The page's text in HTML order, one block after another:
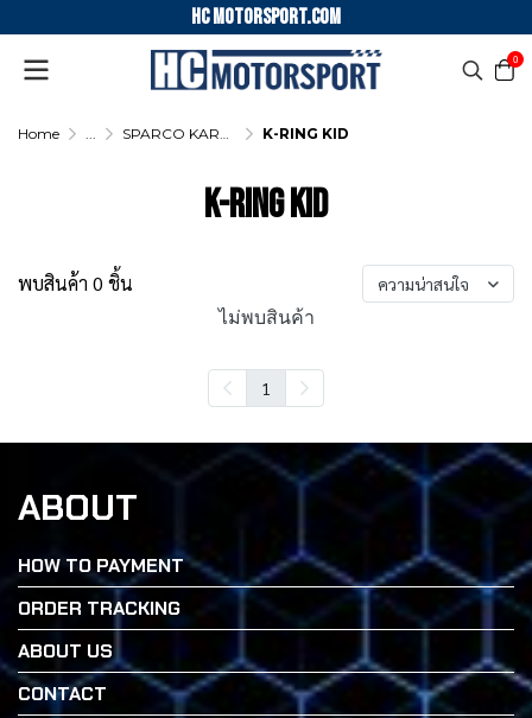
HC motorsport.COM
0
Home ... SPARCO KARTING NECK COLLAR K-RING KID
K-RING KID
พบสินค้า 0 ชิ้น ความน่าสนใจ
ไม่พบสินค้า
1
ABOUT
HOW TO PAYMENT
ORDER TRACKING
ABOUT US
CONTACT